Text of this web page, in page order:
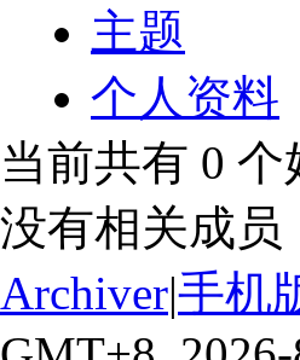
主题
个人资料
当前共有 0 个
没有相关成员
Archiver|手机